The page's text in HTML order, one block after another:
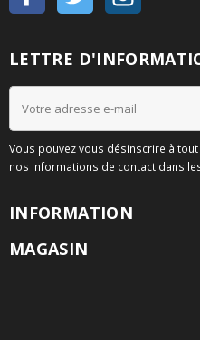
LETTRE
Vous pouvez vous désinscrire à
nos informations de contact dans
INFORMATION
MAGASIN